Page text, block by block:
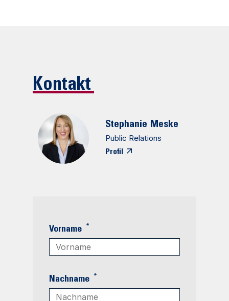
Kontakt
Stephanie Meske
Public Relations
Profil
Vorname *
Nachname *